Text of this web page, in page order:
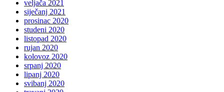
veljača 2021
siječanj 2021
prosinac 2020
studeni 2020
listopad 2020
rujan 2020
kolovoz 2020
srpanj 2020
lipanj 2020
svibanj 2020